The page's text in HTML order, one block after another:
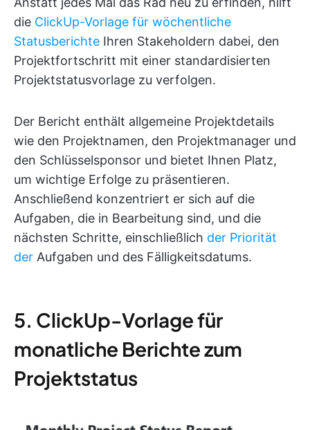
die ClickUp-Vorlage für wöchentliche
Statusberichte Ihren Stakeholdern dabei, den
Projektfortschritt mit einer standardisierten
Projektstatusvorlage zu verfolgen.
Der Bericht enthält allgemeine Projektdetails
wie den Projektnamen, den Projektmanager und
den Schlüsselsponsor und bietet Ihnen Platz,
um wichtige Erfolge zu präsentieren.
Anschließend konzentriert er sich auf die
Aufgaben, die in Bearbeitung sind, und die
nächsten Schritte, einschließlich der Priorität
der Aufgaben und des Fälligkeitsdatums.
5. ClickUp-Vorlage für
monatliche Berichte zum
Projektstatus